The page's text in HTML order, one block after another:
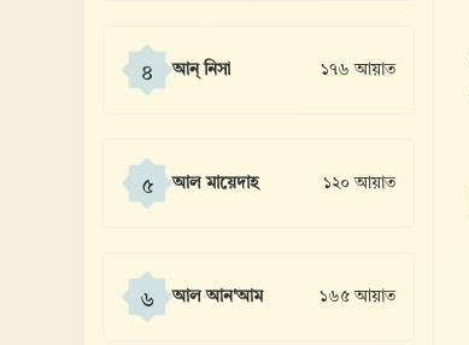
৪ আন্ নিসা ১৭৬ আয়াত
৫ আল মায়েদাহ ১২০ আয়াত
৬ আল আন'আম ১৬৫ আয়াত